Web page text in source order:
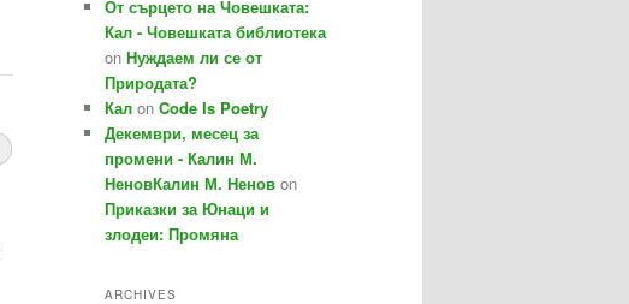
От сърцето на Човешката:
Кал - Човешката библиотека
on Нуждаем ли се от
Природата?
Кал on Code Is Poetry
Декември, месец за
промени - Калин М.
НеновКалин М. Ненов on
Приказки за Юнаци и
злодеи: Промяна
ARCHIVES